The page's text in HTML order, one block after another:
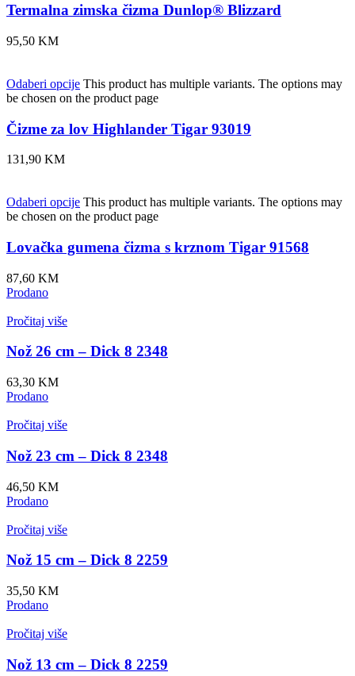
Termalna zimska čizma Dunlop® Blizzard
95,50 KM
Odaberi opcije This product has multiple variants. The options may
be chosen on the product page
Čizme za lov Highlander Tigar 93019
131,90 KM
Odaberi opcije This product has multiple variants. The options may
be chosen on the product page
Lovačka gumena čizma s krznom Tigar 91568
87,60 KM
Prodano
Pročitaj više
Nož 26 cm – Dick 8 2348
63,30 KM
Prodano
Pročitaj više
Nož 23 cm – Dick 8 2348
46,50 KM
Prodano
Pročitaj više
Nož 15 cm – Dick 8 2259
35,50 KM
Prodano
Pročitaj više
Nož 13 cm – Dick 8 2259